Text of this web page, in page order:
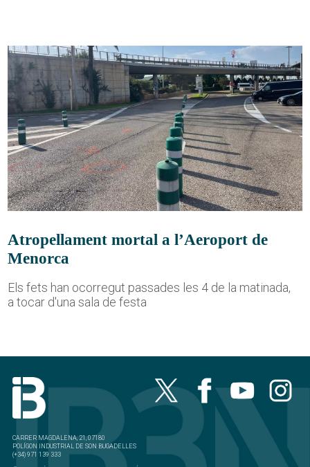
Atropellament mortal a l’Aeroport de
Menorca
Els fets han ocorregut passades les 4 de la matinada,
a tocar d'una sala de festa
CARRER MAGDALENA, 21, 07180
POLÍGON INDUSTRIAL DE SON BUGADELLES
(+34) 971 139 333